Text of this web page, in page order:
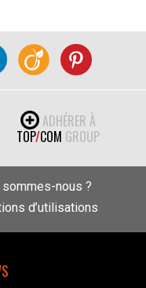
ADHÉRER À
TOP/COM GROUP
sommes-nous ?
d’utilisations